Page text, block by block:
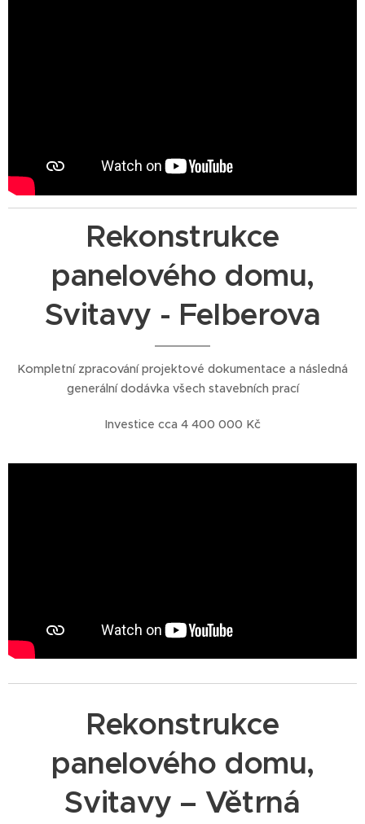
Rekonstrukce
panelového domu,
Svitavy - Felberova
Kompletní zpracování projektové dokumentace a následná
generální dodávka všech stavebních prací
Investice cca 4 400 000 Kč
Rekonstrukce
panelového domu,
Svitavy – Větrná